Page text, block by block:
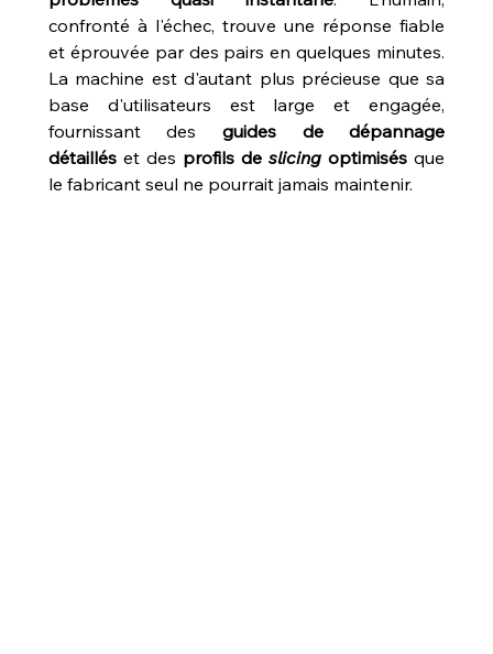
confronté à l'échec, trouve une réponse fiable
et éprouvée par des pairs en quelques minutes.
La machine est d'autant plus précieuse que sa
base d'utilisateurs est large et engagée,
fournissant des guides de dépannage
détaillés et des profils de slicing optimisés que
le fabricant seul ne pourrait jamais maintenir.